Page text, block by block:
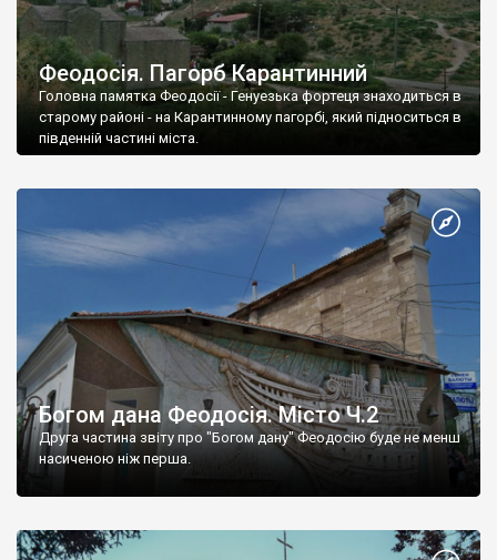
Феодосія. Пагорб Карантинний
Головна памятка Феодосії - Генуезька фортеця знаходиться в
старому районі - на Карантинному пагорбі, який підноситься в
південній частині міста.
Богом дана Феодосія. Місто Ч.2
Друга частина звіту про "Богом дану" Феодосію буде не менш
насиченою ніж перша.